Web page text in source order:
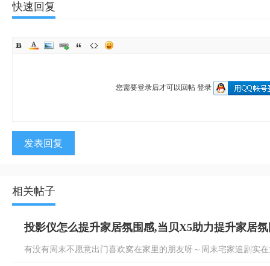
快速回复
您需要登录后才可以回帖 登录
发表回复
相关帖子
投影仪怎么提升家居氛围感,当贝X5助力提升家居
有没有周末不愿意出门喜欢窝在家里的朋友呀～周末宅家追剧实